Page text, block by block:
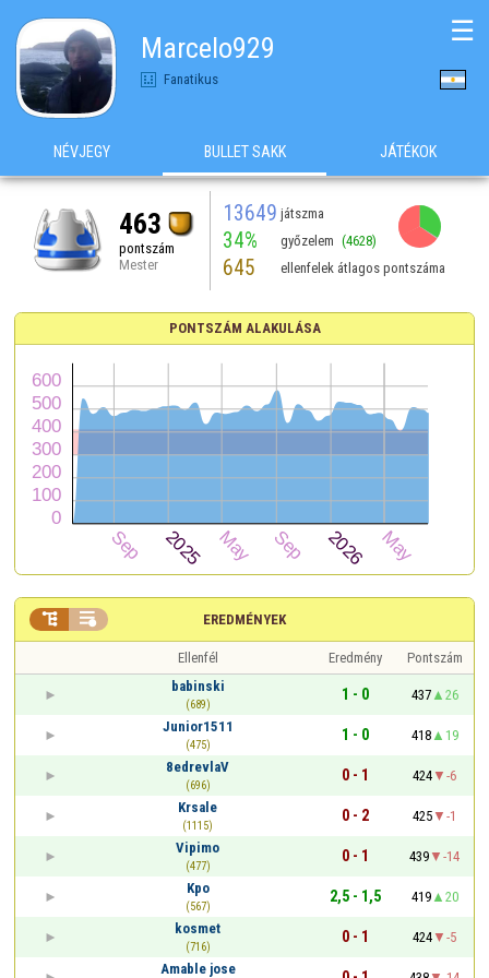
Marcelo929
Fanatikus
☰
NÉVJEGY BULLET SAKK JÁTÉKOK
463
pontszám
Mester
13649 játszma
34% győzelem (4628)
645 ellenfelek átlagos pontszáma
PONTSZÁM ALAKULÁSA
EREDMÉNYEK
 
Ellenfél Eredmény
Pontszám
babinski
(689)
1 - 0 437
26
Junior1511
(475)
1 - 0 418
19
8edrevlaV
(696)
0 - 1 424
-6
Krsale
(1115)
0 - 2 425
-1
Vipimo
(477)
0 - 1 439
-14
Kpo
(567)
2,5 - 1,5 419
20
kosmet
(716)
0 - 1 424
-5
Amable jose